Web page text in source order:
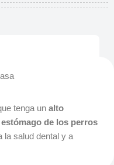
tenga un alto
de los perros
la salud dental y a